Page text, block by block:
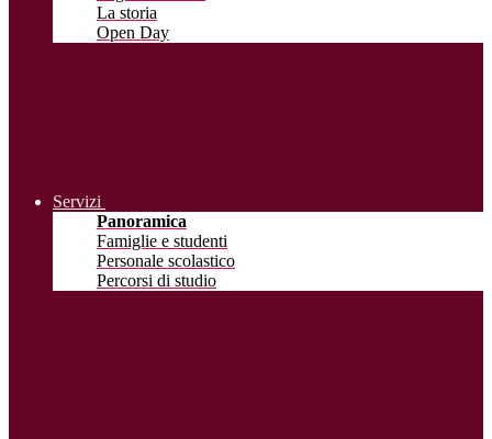
La storia
Open Day
Servizi
Panoramica
Famiglie e studenti
Personale scolastico
Percorsi di studio